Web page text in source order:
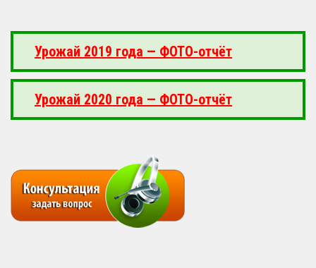
Урожай 2019 года — ФОТО-отчёт
Урожай 2020 года — ФОТО-отчёт